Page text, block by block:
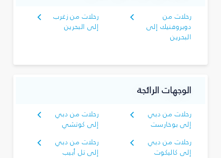
رحلات من
دوبروفنيك إلى
البحرين
رحلات من زغرب
إلى البحرين
الوجهات الرائجة
رحلات من دبي
إلى بوخارست
رحلات من دبي
إلى كوتشي
رحلات من دبي
إلى كاليكوت
رحلات من دبي
إلى تل أبيب